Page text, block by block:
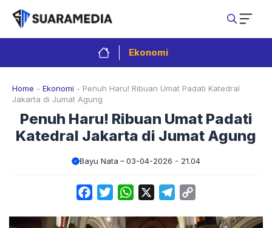
Langsung
isi
Ekonomi
Home - Ekonomi - Penuh Haru! Ribuan Umat Padati Katedral
Jakarta di Jumat Agung
Penuh Haru! Ribuan Umat Padati
Katedral Jakarta di Jumat Agung
Bayu Nata 03-04-2026 - 21.04
FacebookTwitterWhatsApp Telegram